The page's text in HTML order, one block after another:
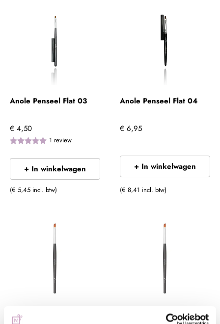
Anole Penseel Flat 03
€ 4,50
1 review
+ In winkelwagen
(€ 5,45 incl. btw)
Anole Penseel Flat 04
€ 6,95
+ In winkelwagen
(€ 8,41 incl. btw)
Anole Penseel Lipstick
Anole Penseel Lipstick